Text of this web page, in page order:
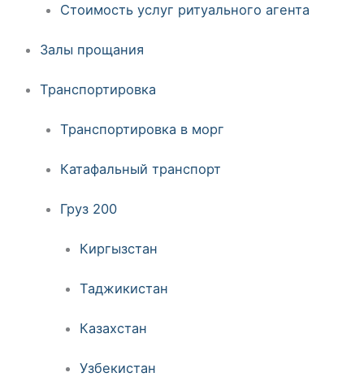
Стоимость услуг ритуального агента
Залы прощания
Транспортировка
Транспортировка в морг
Катафальный транспорт
Груз 200
Киргызстан
Таджикистан
Казахстан
Узбекистан